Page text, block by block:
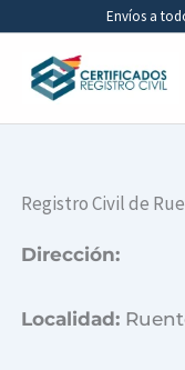
contenido
Envíos a
Registro Civil de
Dirección:
Localidad: